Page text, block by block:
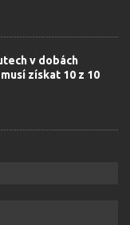
v dobách
získat 10 z 10